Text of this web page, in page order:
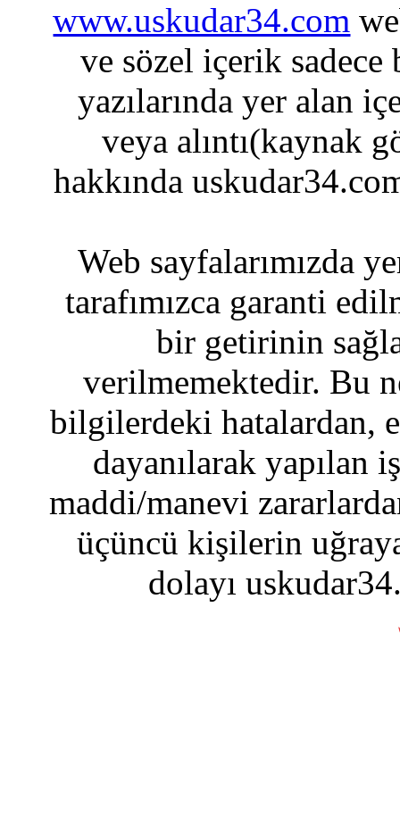
www.uskudar34.com
ve sözel içerik sadece
yazılarında yer alan
veya alıntı(kaynak
hakkında
Web sayfalarımızda
tarafımızca garanti
bir getirinin
verilmemektedir. Bu
bilgilerdeki hatalardan,
dayanılarak yapılan
maddi/manevi
üçüncü kişilerin
dolayı